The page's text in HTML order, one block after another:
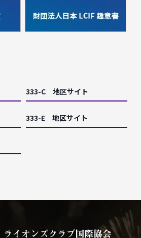
333-C 地区サイト
333-E 地区サイト